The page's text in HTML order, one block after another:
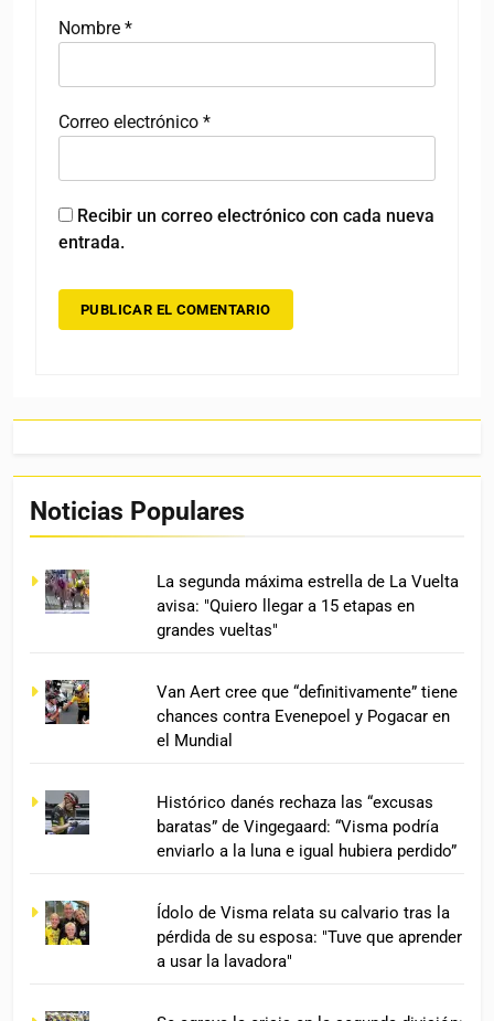
Nombre *
Correo electrónico *
Recibir un correo electrónico con cada nueva
entrada.
Noticias Populares
La segunda máxima estrella de La Vuelta
avisa: "Quiero llegar a 15 etapas en
grandes vueltas"
Van Aert cree que “definitivamente” tiene
chances contra Evenepoel y Pogacar en
el Mundial
Histórico danés rechaza las “excusas
baratas” de Vingegaard: “Visma podría
enviarlo a la luna e igual hubiera perdido”
Ídolo de Visma relata su calvario tras la
pérdida de su esposa: "Tuve que aprender
a usar la lavadora"